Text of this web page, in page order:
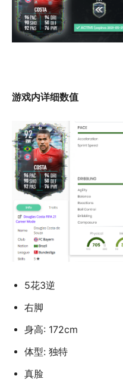
游戏内详细数值
5花3逆
右脚
身高: 172cm
体型: 独特
真脸